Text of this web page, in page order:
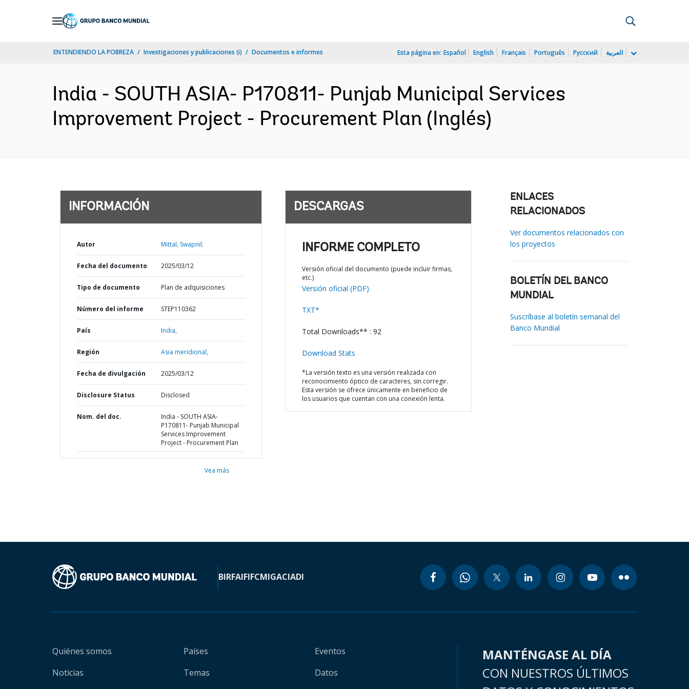
ENTENDIENDO LA POBREZA Investigaciones y publicaciones (i) Documentos e informes Esta página en: Español English Français Português Русский العربية
India - SOUTH ASIA- P170811- Punjab Municipal Services
Improvement Project - Procurement Plan (Inglés)
INFORMACIÓN
Autor Mittal, Swapnil;
Fecha del documento 2025/03/12
Tipo de documento Plan de adquisiciones
Número del informe STEP110362
País India,
Región Asia meridional,
Fecha de divulgación 2025/03/12
Disclosure Status Disclosed
Nom. del doc.
India - SOUTH ASIA-
P170811- Punjab Municipal
Services Improvement
Project - Procurement Plan
Vea más
DESCARGAS
INFORME COMPLETO
Versión oficial del documento (puede incluir firmas,
etc.)
Versión oficial (PDF)
TXT*
Total Downloads** : 92
Download Stats
*La versión texto es una versión realizada con
reconocimiento óptico de caracteres, sin corregir.
Esta versión se ofrece únicamente en beneficio de
los usuarios que cuentan con una conexión lenta.
ENLACES
RELACIONADOS
Ver documentos relacionados con
los proyectos
BOLETÍN DEL BANCO
MUNDIAL
Suscríbase al boletín semanal del
Banco Mundial
BIRFAIFIFCMIGACIADI
Quiénes somos
Noticias
Países
Temas
Eventos
Datos
MANTÉNGASE AL DÍA
CON NUESTROS ÚLTIMOS